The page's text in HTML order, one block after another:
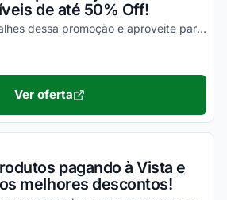
de até 50% Off!
Confira todos os detalhes dessa promoção e aproveite para economizar da melhor maneira possível!
Ver oferta
pagando à Vista e
melhores descontos!